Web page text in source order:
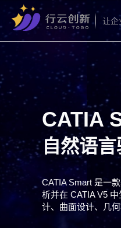
让企
CATIA
自然语
CATIA Smart 是一
析并在 CATIA V5
计、曲面设计、几